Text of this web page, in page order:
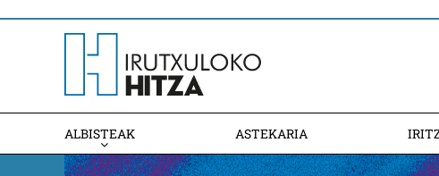
ALBISTEAK ASTEKARIA